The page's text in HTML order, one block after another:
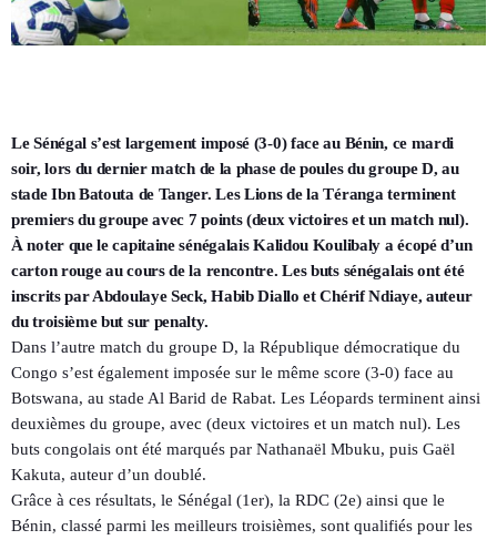
Le Sénégal s’est largement imposé (3-0) face au Bénin, ce mardi
soir, lors du dernier match de la phase de poules du groupe D, au
stade Ibn Batouta de Tanger. Les Lions de la Téranga terminent
premiers du groupe avec 7 points (deux victoires et un match nul).
À noter que le capitaine sénégalais Kalidou Koulibaly a écopé d’un
carton rouge au cours de la rencontre. Les buts sénégalais ont été
inscrits par Abdoulaye Seck, Habib Diallo et Chérif Ndiaye, auteur
du troisième but sur penalty.
Dans l’autre match du groupe D, la République démocratique du
Congo s’est également imposée sur le même score (3-0) face au
Botswana, au stade Al Barid de Rabat. Les Léopards terminent ainsi
deuxièmes du groupe, avec (deux victoires et un match nul). Les
buts congolais ont été marqués par Nathanaël Mbuku, puis Gaël
Kakuta, auteur d’un doublé.
Grâce à ces résultats, le Sénégal (1er), la RDC (2e) ainsi que le
Bénin, classé parmi les meilleurs troisièmes, sont qualifiés pour les